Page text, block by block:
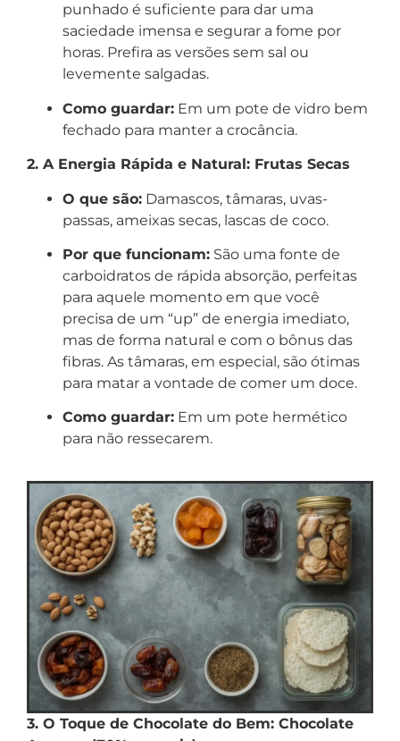
punhado é suficiente para dar uma
saciedade imensa e segurar a fome por
horas. Prefira as versões sem sal ou
levemente salgadas.
Como guardar: Em um pote de vidro bem
fechado para manter a crocância.
2. A Energia Rápida e Natural: Frutas Secas
O que são: Damascos, tâmaras, uvas-
passas, ameixas secas, lascas de coco.
Por que funcionam: São uma fonte de
carboidratos de rápida absorção, perfeitas
para aquele momento em que você
precisa de um “up” de energia imediato,
mas de forma natural e com o bônus das
fibras. As tâmaras, em especial, são ótimas
para matar a vontade de comer um doce.
Como guardar: Em um pote hermético
para não ressecarem.
3. O Toque de Chocolate do Bem: Chocolate